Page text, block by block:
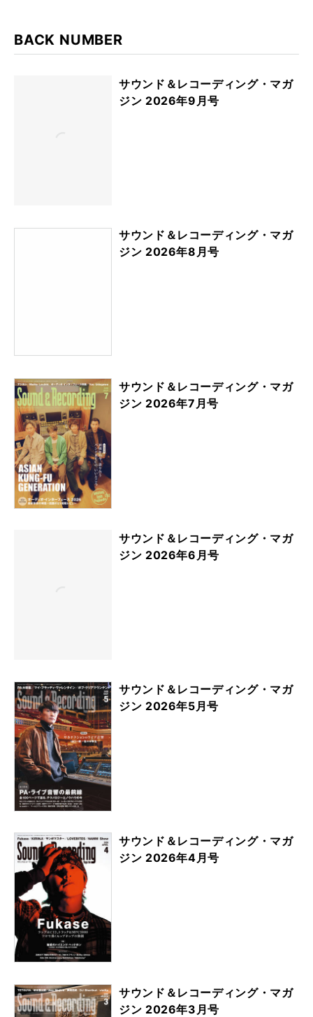
BACK NUMBER
サウンド＆レコーディング・マガ
ジン 2026年9月号
サウンド＆レコーディング・マガ
ジン 2026年8月号
サウンド＆レコーディング・マガ
ジン 2026年7月号
サウンド＆レコーディング・マガ
ジン 2026年6月号
サウンド＆レコーディング・マガ
ジン 2026年5月号
サウンド＆レコーディング・マガ
ジン 2026年4月号
サウンド＆レコーディング・マガ
ジン 2026年3月号